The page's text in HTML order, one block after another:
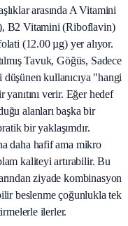
arasında A Vitamini
B2 Vitamini (Riboflavin)
(12.00 µg) yer alıyor.
Tavuk, Göğüs, Sadece
kullanıcıya "hangi
yanıtını verir. Eğer hedef
alanları başka bir
bir yaklaşımdır.
daha hafif ama mikro
kaliteyi artırabilir. Bu
ziyade kombinasyon
beslenme çoğunlukla tek
ilerler.